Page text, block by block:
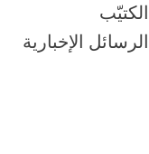
الكتيّب
الرسائل الإخبارية